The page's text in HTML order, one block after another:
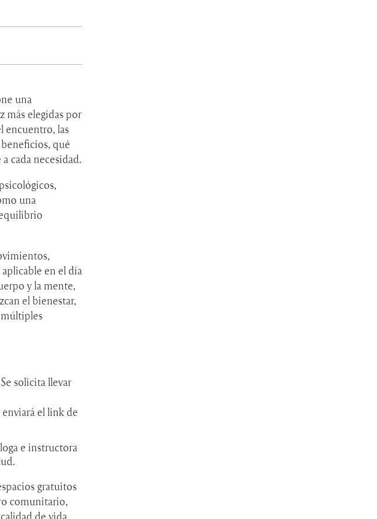
una
más elegidas por
encuentro, las
qué
cada necesidad.
una
en el día
y la mente,
el bienestar,
solicita llevar
el link de
e instructora
gratuitos
comunitario,
de vida.